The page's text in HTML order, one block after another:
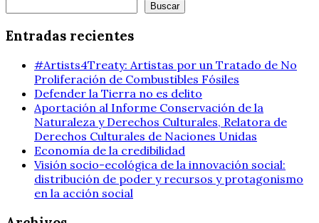
Buscar
Entradas recientes
#Artists4Treaty: Artistas por un Tratado de No
Proliferación de Combustibles Fósiles
Defender la Tierra no es delito
Aportación al Informe Conservación de la
Naturaleza y Derechos Culturales, Relatora de
Derechos Culturales de Naciones Unidas
Economía de la credibilidad
Visión socio-ecológica de la innovación social:
distribución de poder y recursos y protagonismo
en la acción social